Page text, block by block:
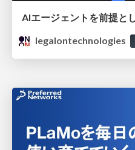
legalontechnologies